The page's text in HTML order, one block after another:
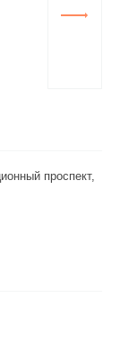
проспект,